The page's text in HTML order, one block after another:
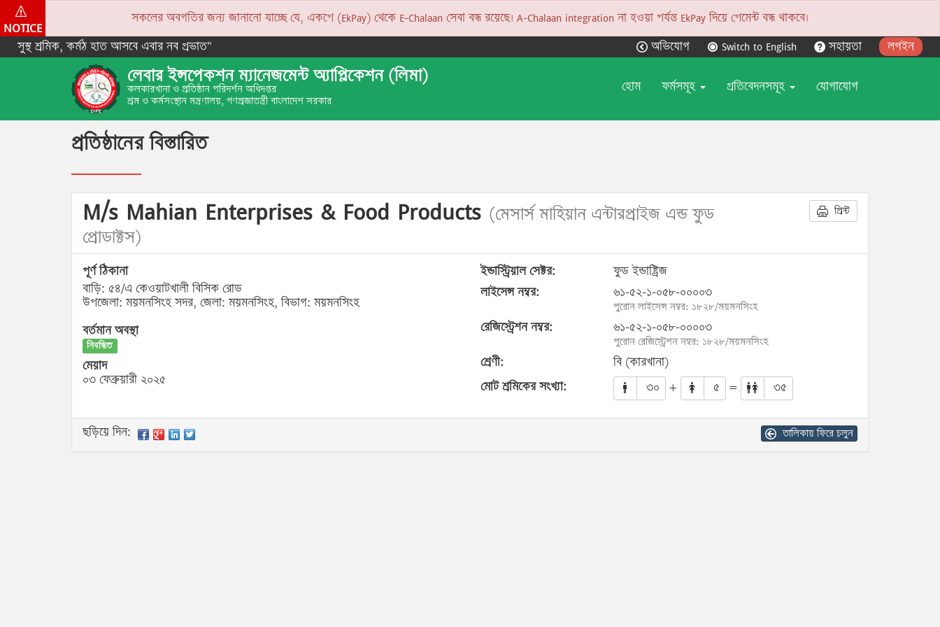
NOTICE
সকলের অবগতির জন্য জানানো যাচ্ছে যে, একপে (EkPay) থেকে E-Chalaan সেবা বন্ধ রয়েছে। A-Chalaan integration না হওয়া পর্যন্ত EkPay দিয়ে পেমেন্ট বন্ধ থাকবে।
সুস্থ শ্রমিক, কর্মঠ হাত আসবে এবার নব প্রভাত”
অভিযোগ Switch to English সহায়তা লগইন
লেবার ইন্সপেকশন ম্যানেজমেন্ট অ্যাপ্লিকেশন (লিমা)
কলকারখানা ও প্রতিষ্ঠান পরিদর্শন অধিদপ্তর
শ্রম ও কর্মসংস্থান মন্ত্রণালয়, গণপ্রজাতন্ত্রী বাংলাদেশ সরকার
হোম ফর্মসমূহ প্রতিবেদনসমূহ যোগাযোগ
প্রতিষ্ঠানের বিস্তারিত
M/s Mahian Enterprises & Food Products (মেসার্স মাহিয়ান এন্টারপ্রাইজ এন্ড ফুড
প্রোডাক্টস)
প্রিন্ট
পূর্ণ ঠিকানা
বাড়ি: ৫৪/এ কেওয়াটখালী বিসিক রোড
উপজেলা: ময়মনসিংহ সদর, জেলা: ময়মনসিংহ, বিভাগ: ময়মনসিংহ
বর্তমান অবস্থা
নিবন্ধিত
মেয়াদ
০৩ ফেব্রুয়ারী ২০২৫
ইন্ডাস্ট্রিয়াল সেক্টর:
ফুড ইন্ডাষ্ট্রিজ
লাইসেন্স নম্বর:
৬১-৫২-১-০৫৮-০০০০৩
পুরোন লাইসেন্স নম্বর: ১৮২৮/ময়মনসিংহ
রেজিস্ট্রেশন নম্বর: ৬১-৫২-১-০৫৮-০০০০৩
পুরোন রেজিস্ট্রেশন নম্বর: ১৮২৮/ময়মনসিংহ
শ্রেণী:
বি (কারখানা)
মোট শ্রমিকের সংখ্যা:
৩০ + ৫ = ৩৫
ছড়িয়ে দিন: তালিকায় ফিরে চলুন